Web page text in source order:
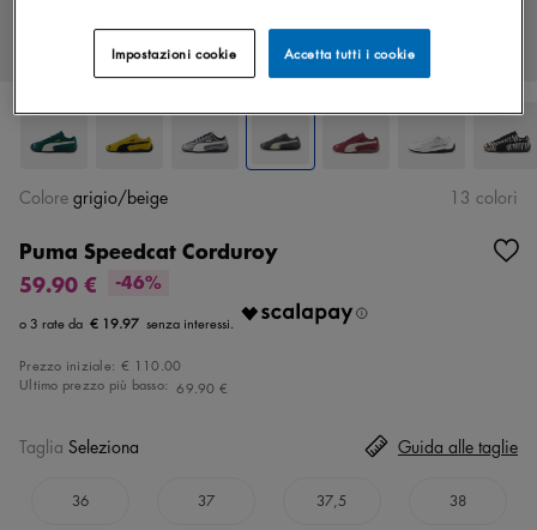
Puma Speedcat Corduroy
59.90 €
-46%
€ 19.97
Prezzo iniziale: € 110.00
Ultimo prezzo più basso: 69.90 €
Colore grigio/beige 13 colori
Taglia Seleziona
36 37 37,5 38
Guida alle taglie
Accetta tutti i cookie
Impostazioni cookie